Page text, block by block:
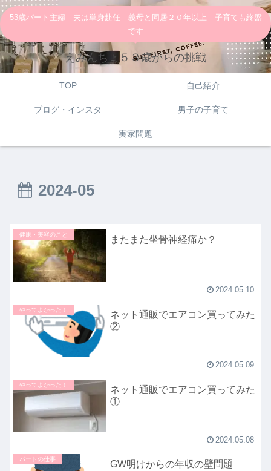
53歳パート主婦 夫は単身赴任 義母と同居２０年以上 子育ても終盤
です
えみんちょ５３歳からの挑戦
TOP 自己紹介
ブログ・インスタ 男子の子育て
実家問題
2024-05
健康・美容のこと またまた坐骨神経痛か？
2024.05.10
やってよかった！
ネット通販でエアコン買ってみた
②
2024.05.09
やってよかった！
ネット通販でエアコン買ってみた
①
2024.05.08
パートの仕事 GW明けからの年収の壁問題